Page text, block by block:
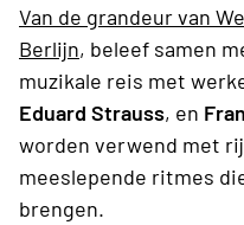
Van de grandeur van
Berlijn, beleef samen
muzikale reis met
Eduard Strauss, en
worden verwend met
meeslepende ritmes
brengen.